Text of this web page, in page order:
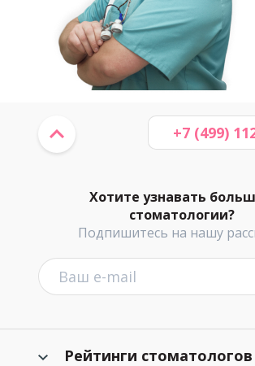
Хотите узнавать
стоматологии?
Подпишитесь на нашу
+7 (499)
Рейтинги стоматологов